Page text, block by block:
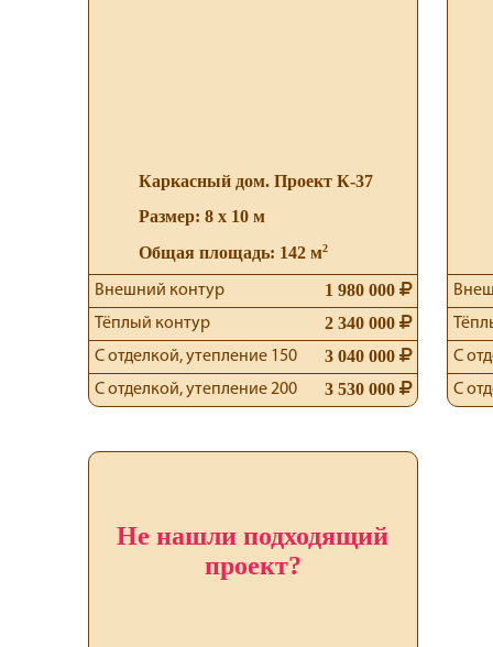
Каркасный дом. Проект К-37
Размер: 8 х 10 м
Общая площадь: 142 м2
Внешний контур 1 980 000
Тёплый контур 2 340 000
С отделкой, утепление 150 3 040 000
С отделкой, утепление 200 3 530 000
С
С
Не нашли подходящий
проект?